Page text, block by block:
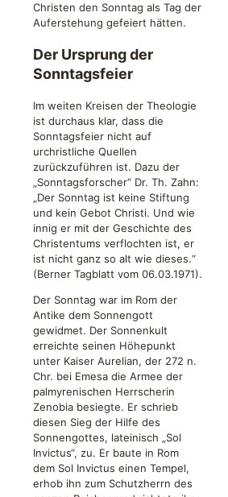
Christen den Sonntag als Tag der
Auferstehung gefeiert hätten.
Der Ursprung der
Sonntagsfeier
Im weiten Kreisen der Theologie
ist durchaus klar, dass die
Sonntagsfeier nicht auf
urchristliche Quellen
zurückzuführen ist. Dazu der
„Sonntagsforscher“ Dr. Th. Zahn:
„Der Sonntag ist keine Stiftung
und kein Gebot Christi. Und wie
innig er mit der Geschichte des
Christentums verflochten ist, er
ist nicht ganz so alt wie dieses.“
(Berner Tagblatt vom 06.03.1971).
Der Sonntag war im Rom der
Antike dem Sonnengott
gewidmet. Der Sonnenkult
erreichte seinen Höhepunkt
unter Kaiser Aurelian, der 272 n.
Chr. bei Emesa die Armee der
palmyrenischen Herrscherin
Zenobia besiegte. Er schrieb
diesen Sieg der Hilfe des
Sonnengottes, lateinisch „Sol
Invictus“, zu. Er baute in Rom
dem Sol Invictus einen Tempel,
erhob ihn zum Schutzherrn des